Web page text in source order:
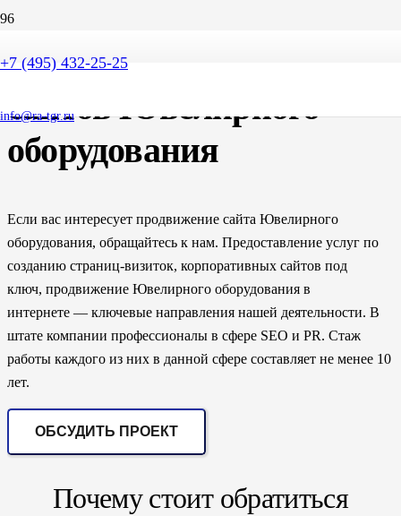
+7 (495) 432-25-25
info@ra-tgr.ru
SEO продвижение
сайтов Ювелирного
оборудования
Если вас интересует продвижение сайта Ювелирного
оборудования, обращайтесь к нам. Предоставление услуг по
созданию страниц-визиток, корпоративных сайтов под
ключ, продвижение Ювелирного оборудования в
интернете — ключевые направления нашей деятельности. В
штате компании профессионалы в сфере SEO и PR. Стаж
работы каждого из них в данной сфере составляет не менее 10
лет.
ОБСУДИТЬ ПРОЕКТ
Почему стоит обратиться